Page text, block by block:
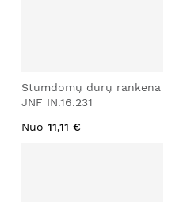
Stumdomų durų rankena
JNF IN.16.231
Nuo 11,11 €